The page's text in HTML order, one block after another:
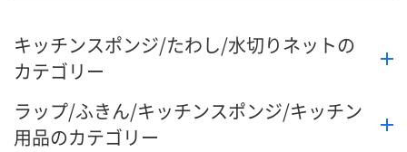
キッチンスポンジ/たわし/水切りネットの
カテゴリー
ラップ/ふきん/キッチンスポンジ/キッチン
用品のカテゴリー